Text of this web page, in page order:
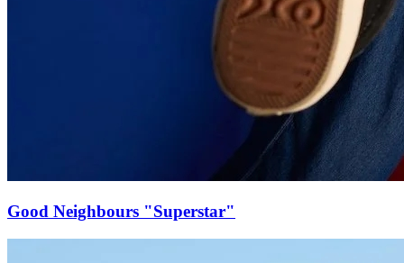
Good Neighbours "Superstar"